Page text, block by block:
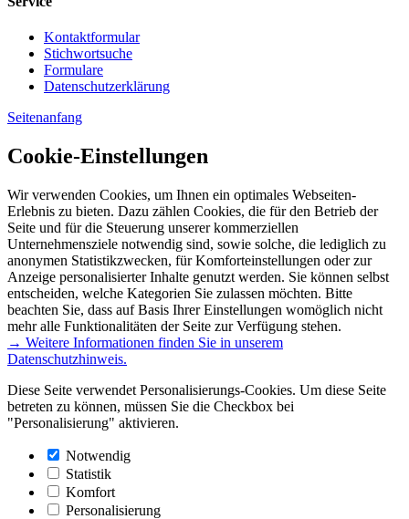
Kontaktformular
Stichwortsuche
Formulare
Datenschutzerklärung
Seitenanfang
Cookie-Einstellungen
Wir verwenden Cookies, um Ihnen ein optimales Webseiten-
Erlebnis zu bieten. Dazu zählen Cookies, die für den Betrieb der
Seite und für die Steuerung unserer kommerziellen
Unternehmensziele notwendig sind, sowie solche, die lediglich zu
anonymen Statistikzwecken, für Komforteinstellungen oder zur
Anzeige personalisierter Inhalte genutzt werden. Sie können selbst
entscheiden, welche Kategorien Sie zulassen möchten. Bitte
beachten Sie, dass auf Basis Ihrer Einstellungen womöglich nicht
mehr alle Funktionalitäten der Seite zur Verfügung stehen.
→ Weitere Informationen finden Sie in unserem
Datenschutzhinweis.
Diese Seite verwendet Personalisierungs-Cookies. Um diese Seite
betreten zu können, müssen Sie die Checkbox bei
"Personalisierung" aktivieren.
Notwendig
Statistik
Komfort
Personalisierung